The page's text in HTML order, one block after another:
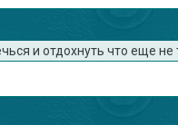
и отдохнуть что еще не